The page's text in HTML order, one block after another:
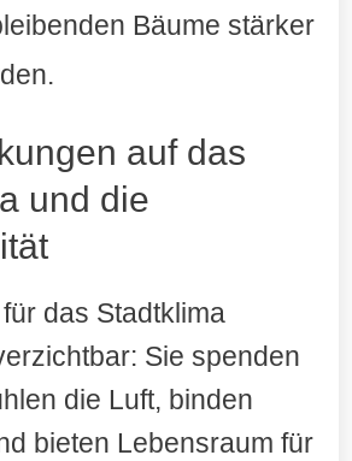
Bäume stärker
.
auf das
und die
das Stadtklima
Sie spenden
die Luft, binden
bieten Lebensraum für